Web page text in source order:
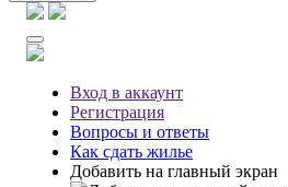
Вход в аккаунт
Регистрация
Вопросы и ответы
Как сдать жилье
Добавить на главный экран